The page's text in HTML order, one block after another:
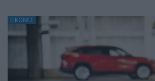
ΕΙΚΟΝΕΣ